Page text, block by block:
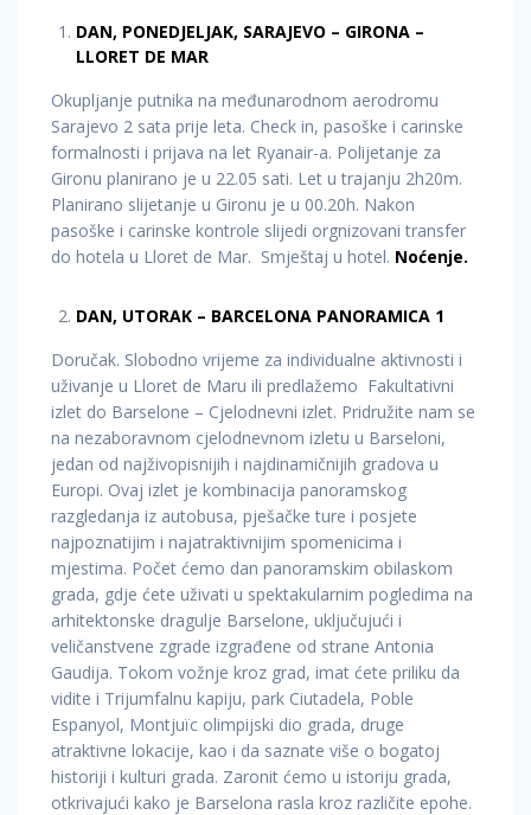
DAN, PONEDJELJAK, SARAJEVO – GIRONA –
LLORET DE MAR
Okupljanje putnika na međunarodnom aerodromu
Sarajevo 2 sata prije leta. Check in, pasoške i carinske
formalnosti i prijava na let Ryanair-a. Polijetanje za
Gironu planirano je u 22.05 sati. Let u trajanju 2h20m.
Planirano slijetanje u Gironu je u 00.20h. Nakon
pasoške i carinske kontrole slijedi orgnizovani transfer
do hotela u Lloret de Mar. Smještaj u hotel. Noćenje.
DAN, UTORAK – BARCELONA PANORAMICA 1
Doručak. Slobodno vrijeme za individualne aktivnosti i
uživanje u Lloret de Maru ili predlažemo Fakultativni
izlet do Barselone – Cjelodnevni izlet. Pridružite nam se
na nezaboravnom cjelodnevnom izletu u Barseloni,
jedan od najživopisnijih i najdinamičnijih gradova u
Europi. Ovaj izlet je kombinacija panoramskog
razgledanja iz autobusa, pješačke ture i posjete
najpoznatijim i najatraktivnijim spomenicima i
mjestima. Počet ćemo dan panoramskim obilaskom
grada, gdje ćete uživati u spektakularnim pogledima na
arhitektonske dragulje Barselone, uključujući i
veličanstvene zgrade izgrađene od strane Antonia
Gaudija. Tokom vožnje kroz grad, imat ćete priliku da
vidite i Trijumfalnu kapiju, park Ciutadela, Poble
Espanyol, Montjuïc olimpijski dio grada, druge
atraktivne lokacije, kao i da saznate više o bogatoj
historiji i kulturi grada. Zaronit ćemo u istoriju grada,
otkrivajući kako je Barselona rasla kroz različite epohe.